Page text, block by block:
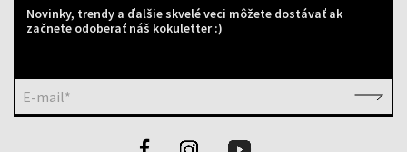
Novinky, trendy a ďalšie skvelé veci môžete dostávať ak
začnete odoberať náš kokuletter :)
E-mail*